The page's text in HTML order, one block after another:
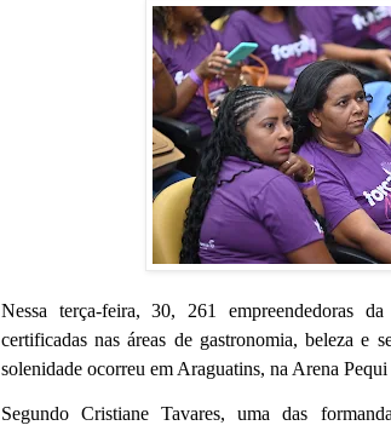
Nessa terça-feira, 30, 261 empreendedoras
certificadas nas áreas de gastronomia, beleza e
solenidade ocorreu em Araguatins, na Arena
Segundo Cristiane Tavares, uma das